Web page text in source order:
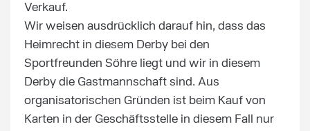
Verkauf.
Wir weisen ausdrücklich darauf hin, dass das
Heimrecht in diesem Derby bei den
Sportfreunden Söhre liegt und wir in diesem
Derby die Gastmannschaft sind. Aus
organisatorischen Gründen ist beim Kauf von
Karten in der Geschäftsstelle in diesem Fall nur